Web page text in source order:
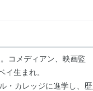
コメディアン、映画監
生まれ。
・カレッジに進学し、歴